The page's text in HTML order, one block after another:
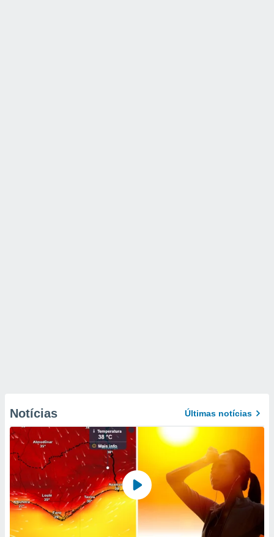
Notícias Últimas notícias